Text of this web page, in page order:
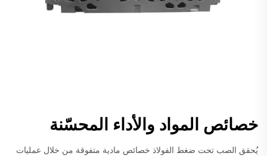
خصائص المواد والأداء المحسّنة
يُحقق الصب تحت ضغط الفولاذ خصائص مادية متفوقة من خلال عمليات